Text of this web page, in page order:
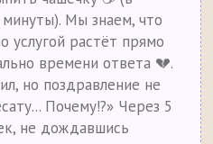
Мы знаем, что
услугой растёт прямо
времени ответа 💔.
но поздравление не
Почему!?» Через 5
не дождавшись